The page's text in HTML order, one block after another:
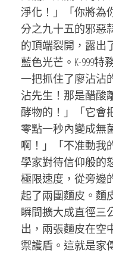
淨化！」「你將為
分之九十五的邪惡
的頂端裂開，露出
藍色光芒。K-999
一把抓住了廖沾沾
沾先生！那是醋酸
酵物的！」「它會
零點一秒內變成無
啊！」「不准動我
學家對待信仰般的
極限速度，從旁邊
起了兩團麵皮。麵
瞬間擴大成直徑三
出，兩張麵皮在空
禦護盾。這就是家